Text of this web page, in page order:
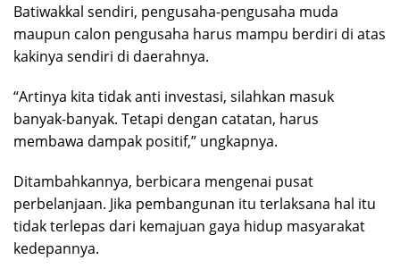
Batiwakkal sendiri, pengusaha-pengusaha muda
maupun calon pengusaha harus mampu berdiri di atas
kakinya sendiri di daerahnya.
“Artinya kita tidak anti investasi, silahkan masuk
banyak-banyak. Tetapi dengan catatan, harus
membawa dampak positif,” ungkapnya.
Ditambahkannya, berbicara mengenai pusat
perbelanjaan. Jika pembangunan itu terlaksana hal itu
tidak terlepas dari kemajuan gaya hidup masyarakat
kedepannya.